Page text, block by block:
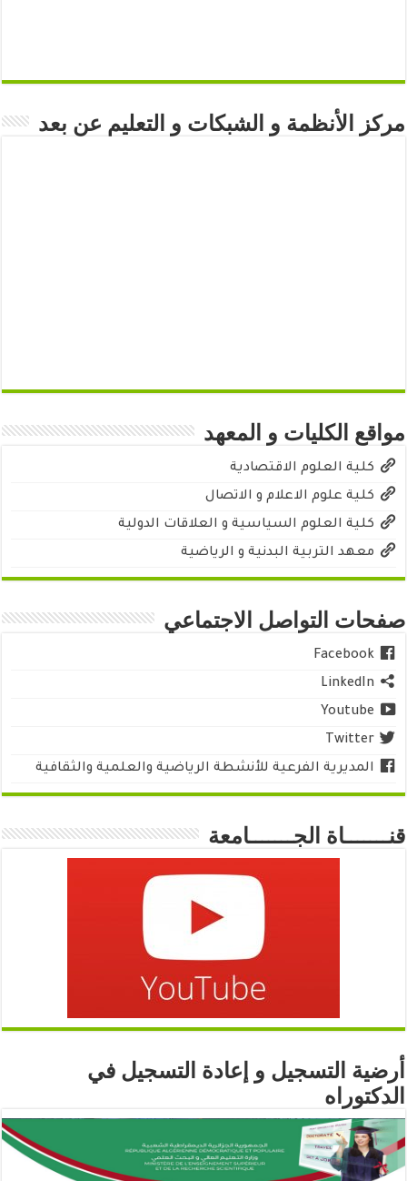
مركز الأنظمة و الشبكات و التعليم عن بعد
مواقع الكليات و المعهد
كلية العلوم الاقتصادية
كلية علوم الاعلام و الاتصال
كلية العلوم السياسية و العلاقات الدولية
معهد التربية البدنية و الرياضية
صفحات التواصل الاجتماعي
Facebook
LinkedIn
Youtube
Twitter
المديرية الفرعية للأنشطة الرياضية والعلمية والثقافية
قنـــــــاة الجـــــــامعة
أرضية التسجيل و إعادة التسجيل في
الدكتوراه